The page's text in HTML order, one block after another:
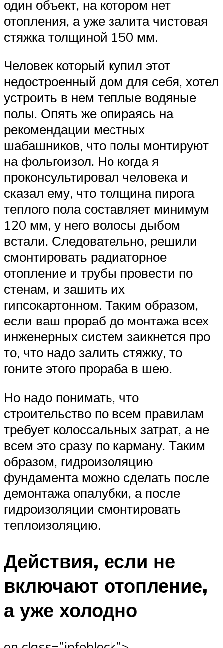
один объект, на котором нет
отопления, а уже залита чистовая
стяжка толщиной 150 мм.
Человек который купил этот
недостроенный дом для себя, хотел
устроить в нем теплые водяные
полы. Опять же опираясь на
рекомендации местных
шабашников, что полы монтируют
на фольгоизол. Но когда я
проконсультировал человека и
сказал ему, что толщина пирога
теплого пола составляет минимум
120 мм, у него волосы дыбом
встали. Следовательно, решили
смонтировать радиаторное
отопление и трубы провести по
стенам, и зашить их
гипсокартонном. Таким образом,
если ваш прораб до монтажа всех
инженерных систем заикнется про
то, что надо залить стяжку, то
гоните этого прораба в шею.
Но надо понимать, что
строительство по всем правилам
требует колоссальных затрат, а не
всем это сразу по карману. Таким
образом, гидроизоляцию
фундамента можно сделать после
демонтажа опалубки, а после
гидроизоляции смонтировать
теплоизоляцию.
Действия, если не
включают отопление,
а уже холодно